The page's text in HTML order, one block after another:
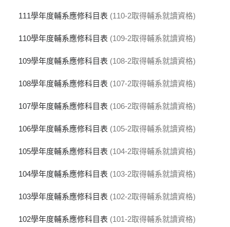
111學年度輔系應修科目表 (110-2取得輔系就讀資格)
110學年度輔系應修科目表 (109-2取得輔系就讀資格)
109學年度輔系應修科目表 (108-2取得輔系就讀資格)
108學年度輔系應修科目表 (107-2取得輔系就讀資格)
107學年度輔系應修科目表 (106-2取得輔系就讀資格)
106學年度輔系應修科目表 (105-2取得輔系就讀資格)
105學年度輔系應修科目表 (104-2取得輔系就讀資格)
104學年度輔系應修科目表 (103-2取得輔系就讀資格)
103學年度輔系應修科目表 (102-2取得輔系就讀資格)
102學年度輔系應修科目表 (101-2取得輔系就讀資格)